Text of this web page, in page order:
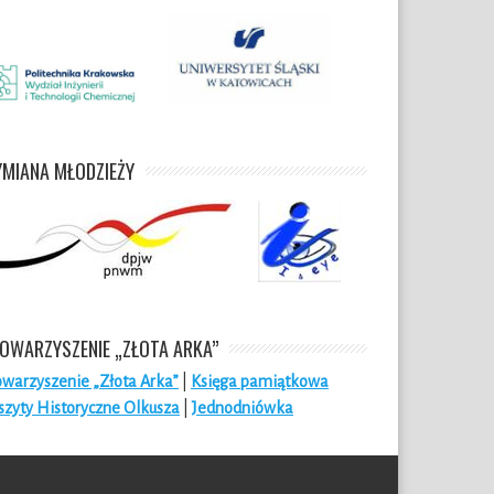
MŁODZIEŻY
„ZŁOTA ARKA”
„Złota Arka”
Księga pamiątkowa
Historyczne Olkusza |Jednodniówka